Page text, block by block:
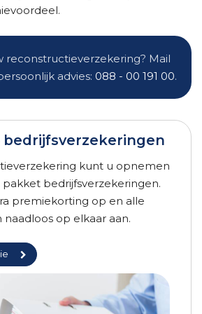
reconstructieverzekering? Mail
advies: 088 - 00 191 00.
bedrijfsverzekeringen
kunt u opnemen
bedrijfsverzekeringen.
premiekorting op en alle
naadloos op elkaar aan.